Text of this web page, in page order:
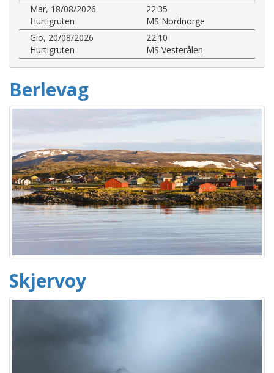
Mar, 18/08/2026
22:35
Hurtigruten
MS Nordnorge
Gio, 20/08/2026
22:10
Hurtigruten
MS Vesterålen
Berlevag
Skjervoy